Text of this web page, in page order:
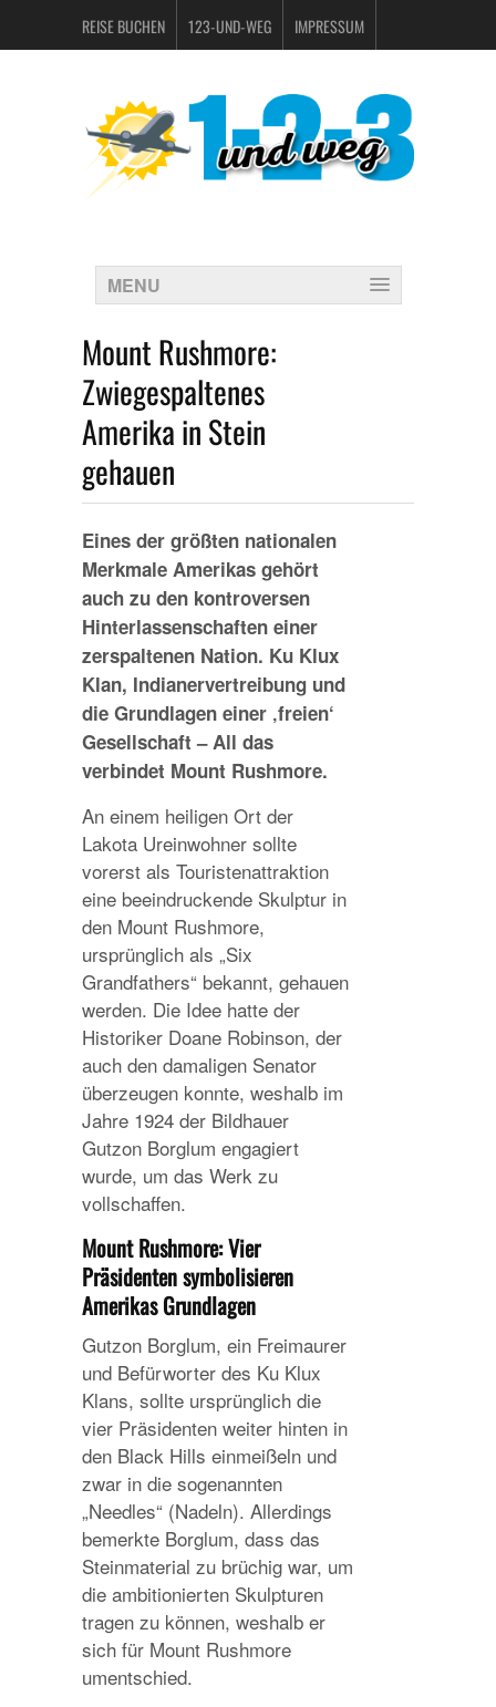
REISE BUCHEN 123-UND-WEG IMPRESSUM
MENU
Mount Rushmore:
Zwiegespaltenes
Amerika in Stein
gehauen
Eines der größten nationalen
Merkmale Amerikas gehört
auch zu den kontroversen
Hinterlassenschaften einer
zerspaltenen Nation. Ku Klux
Klan, Indianervertreibung und
die Grundlagen einer ‚freien‘
Gesellschaft – All das
verbindet Mount Rushmore.
An einem heiligen Ort der
Lakota Ureinwohner sollte
vorerst als Touristenattraktion
eine beeindruckende Skulptur in
den Mount Rushmore,
ursprünglich als „Six
Grandfathers“ bekannt, gehauen
werden. Die Idee hatte der
Historiker Doane Robinson, der
auch den damaligen Senator
überzeugen konnte, weshalb im
Jahre 1924 der Bildhauer
Gutzon Borglum engagiert
wurde, um das Werk zu
vollschaffen.
Mount Rushmore: Vier
Präsidenten symbolisieren
Amerikas Grundlagen
Gutzon Borglum, ein Freimaurer
und Befürworter des Ku Klux
Klans, sollte ursprünglich die
vier Präsidenten weiter hinten in
den Black Hills einmeißeln und
zwar in die sogenannten
„Needles“ (Nadeln). Allerdings
bemerkte Borglum, dass das
Steinmaterial zu brüchig war, um
die ambitionierten Skulpturen
tragen zu können, weshalb er
sich für Mount Rushmore
umentschied.